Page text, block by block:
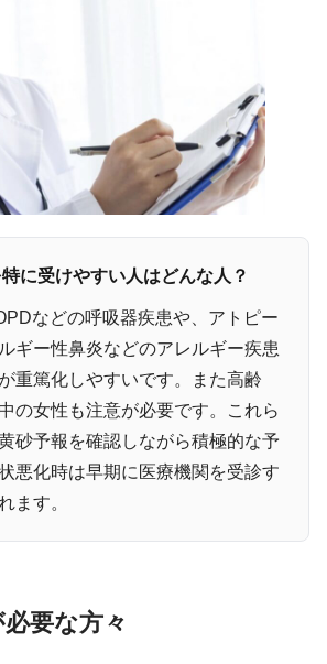
に受けやすい人はどんな人？
などの呼吸器疾患や、アトピー
ギー性鼻炎などのアレルギー疾患
重篤化しやすいです。また高齢
の女性も注意が必要です。これら
砂予報を確認しながら積極的な予
悪化時は早期に医療機関を受診す
ます。
要な方々